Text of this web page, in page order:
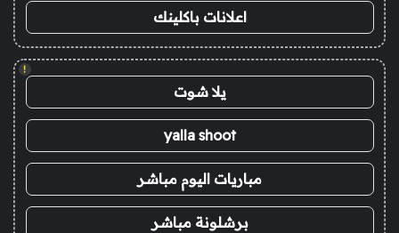
اعلانات باكلينك
!
يلا شوت
yalla shoot
مباريات اليوم مباشر
برشلونة مباشر